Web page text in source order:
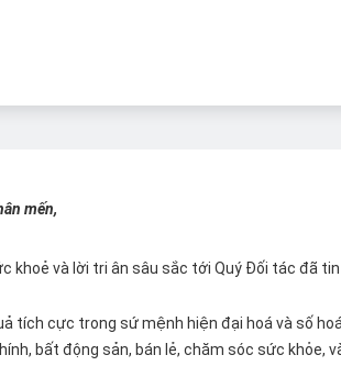
mến,
khoẻ và lời tri ân sâu sắc tới Quý Đối tác đã
tích cực trong sứ mệnh hiện đại hoá và số
bất động sản, bán lẻ, chăm sóc sức khỏe,